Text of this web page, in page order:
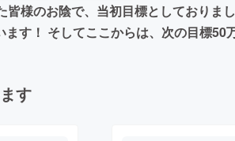
様のお陰で、当初目標としておりま
す！ そしてここからは、次の目標50
す